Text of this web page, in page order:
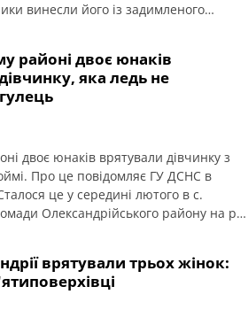
винесли його із задимленого
районі двоє юнаків
яка ледь не
двоє юнаків врятували дівчинку з
Про це повідомляє ГУ ДСНС в
це у середині лютого в с.
Олександрійського району на р.
[…]
врятували трьох жінок: